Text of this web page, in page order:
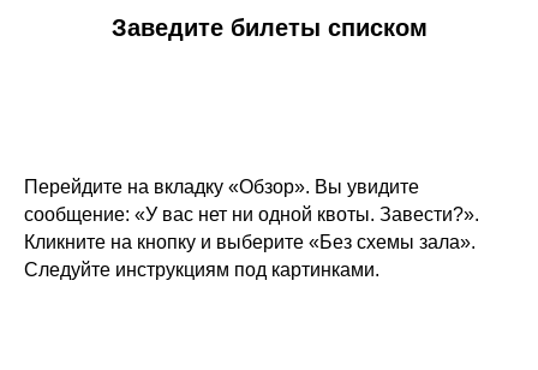
Заведите билеты списком
Перейдите на вкладку «Обзор». Вы увидите
сообщение: «‎У вас нет ни одной квоты. Завести?».
Кликните на кнопку и выберите «Без схемы зала».
Следуйте инструкциям под картинками.